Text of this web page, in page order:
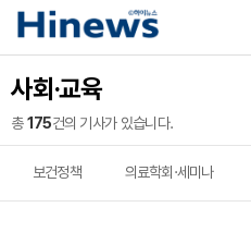
사회·교육
총175건의 기사가 있습니다.
보건정책 의료학회·세미나